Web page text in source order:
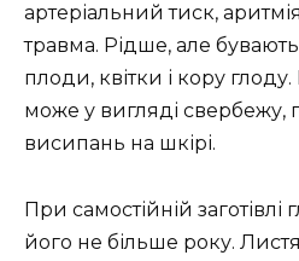
артеріальний тиск,
травма. Рідше, але бувають
плоди, квітки і кору
може у вигляді свербежу,
висипань на шкірі.
При самостійній заготівлі
його не більше року. Листя